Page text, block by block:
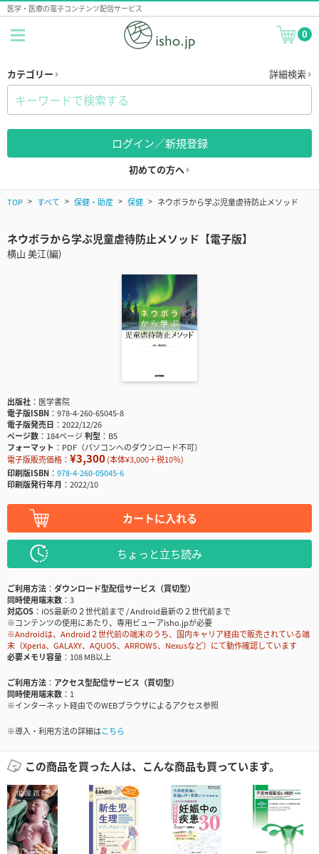
医学・医療の電子コンテンツ配信サービス
0
カテゴリー 詳細検索
ログイン／新規登録
初めての方へ
TOP すべて 保健・助産 保健 ネウボラから学ぶ児童虐待防止メソッド
ネウボラから学ぶ児童虐待防止メソッド【電子版】
横山 美江(編)
出版社
医学書院
電子版ISBN
978-4-260-65045-8
電子版発売日
2022/12/26
ページ数
184ページ判型
B5
フォーマット
PDF（パソコンへのダウンロード不可）
電子版販売価格： ¥3,300(本体¥3,000＋税10％)
印刷版ISBN
978-4-260-05045-6
印刷版発行年月
2022/10
カートに入れる
ちょっと立ち読み
ご利用方法
ダウンロード型配信サービス（買切型）
同時使用端末数
3
対応OS
iOS最新の２世代前まで / Android最新の２世代前まで
※コンテンツの使用にあたり、専用ビューアisho.jpが必要
※Androidは、Android２世代前の端末のうち、国内キャリア経由で販売されている端
末（Xperia、GALAXY、AQUOS、ARROWS、Nexusなど）にて動作確認しています
必要メモリ容量
108 MB以上
ご利用方法
アクセス型配信サービス（買切型）
同時使用端末数
1
※インターネット経由でのWEBブラウザによるアクセス参照
※導入・利用方法の詳細はこちら
この商品を買った人は、こんな商品も買っています。